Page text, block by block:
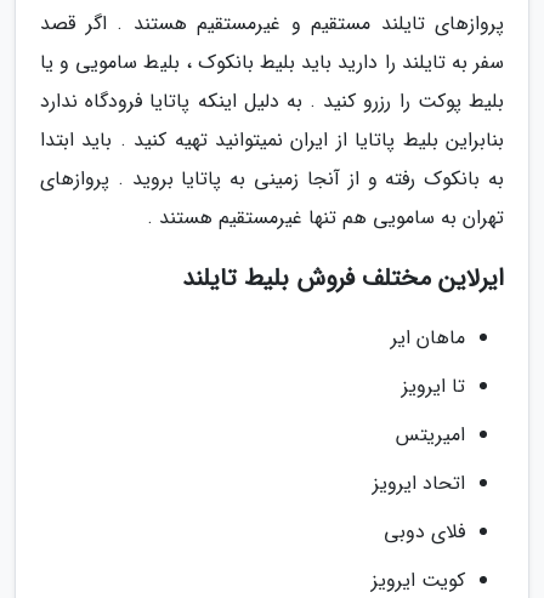
پروازهای تایلند مستقیم و غیرمستقیم هستند . اگر قصد
سفر به تایلند را دارید باید بلیط بانکوک ، بلیط سامویی و یا
بلیط پوکت را رزرو کنید . به دلیل اینکه پاتایا فرودگاه ندارد
بنابراین بلیط پاتایا از ایران نمیتوانید تهیه کنید . باید ابتدا
به بانکوک رفته و از آنجا زمینی به پاتایا بروید . پروازهای
تهران به سامویی هم تنها غیرمستقیم هستند .
ایرلاین مختلف فروش بلیط تایلند
ماهان ایر
تا ایرویز
امیریتس
اتحاد ایرویز
فلای دوبی
کویت ایرویز